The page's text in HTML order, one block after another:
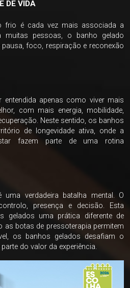
DE VIDA
frio é cada vez mais associada a
muitas pessoas, o banho gelado
foco, respiração e reconexão
entendida apenas como viver mais
com mais energia, mobilidade,
Neste sentido, os banhos
de longevidade ativa, onde a
fazem parte de uma rotina
verdadeira batalha mental. O
presença e decisão. Esta
gelados uma prática diferente de
as botas de pressoterapia permitem
os banhos gelados desafiam o
do valor da experiência.